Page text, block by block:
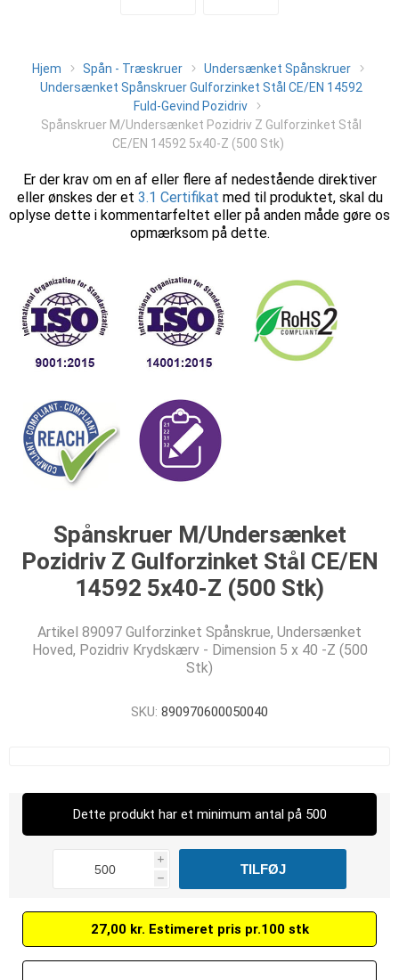
Hjem Spån - Træskruer
Undersænket Spånskruer
Undersænket Spånskruer Gulforzinket Stål CE/EN 14592
Fuld-Gevind Pozidriv
Spånskruer M/Undersænket Pozidriv Z Gulforzinket Stål
CE/EN 14592 5x40-Z (500 Stk)
Er der krav om en af eller flere af nedestående direktiver
eller ønskes der et 3.1 Certifikat med til produktet, skal du
oplyse dette i kommentarfeltet eller på anden måde gøre os
opmærksom på dette.
Spånskruer M/Undersænket
Pozidriv Z Gulforzinket Stål CE/EN
14592 5x40-Z (500 Stk)
Artikel 89097 Gulforzinket Spånskrue, Undersænket
Hoved, Pozidriv Krydskærv - Dimension 5 x 40 -Z (500
Stk)
SKU: 890970600050040
Dette produkt har et minimum antal på 500
i
h
27,00 kr. Estimeret pris pr.100 stk